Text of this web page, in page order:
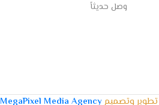
وصل حديثاً
تطوير وتصميمMegaPixel Media Agency